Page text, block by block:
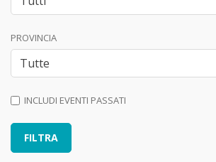
PROVINCIA
INCLUDI EVENTI PASSATI